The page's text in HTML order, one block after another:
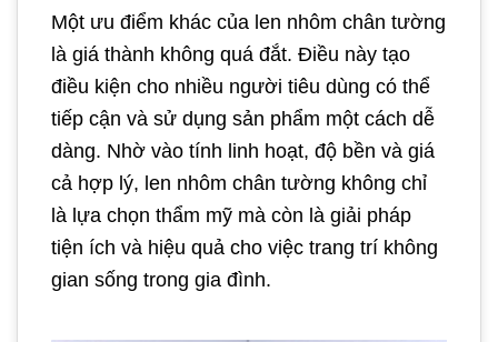
Một ưu điểm khác của len nhôm chân tường
là giá thành không quá đắt. Điều này tạo
điều kiện cho nhiều người tiêu dùng có thể
tiếp cận và sử dụng sản phẩm một cách dễ
dàng. Nhờ vào tính linh hoạt, độ bền và giá
cả hợp lý, len nhôm chân tường không chỉ
là lựa chọn thẩm mỹ mà còn là giải pháp
tiện ích và hiệu quả cho việc trang trí không
gian sống trong gia đình.